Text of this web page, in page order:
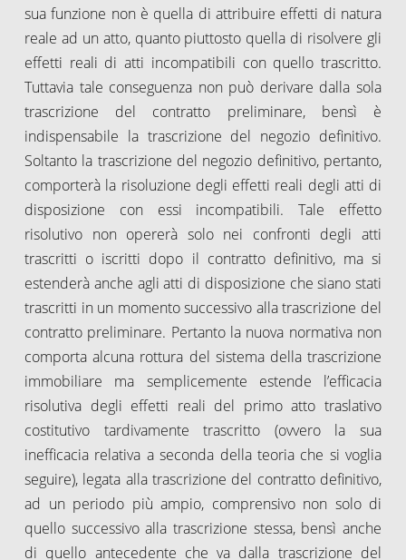
sua funzione non è quella di attribuire effetti di natura
reale ad un atto, quanto piuttosto quella di risolvere gli
effetti reali di atti incompatibili con quello trascritto.
Tuttavia tale conseguenza non può derivare dalla sola
trascrizione del contratto preliminare, bensì è
indispensabile la trascrizione del negozio definitivo.
Soltanto la trascrizione del negozio definitivo, pertanto,
comporterà la risoluzione degli effetti reali degli atti di
disposizione con essi incompatibili. Tale effetto
risolutivo non opererà solo nei confronti degli atti
trascritti o iscritti dopo il contratto definitivo, ma si
estenderà anche agli atti di disposizione che siano stati
trascritti in un momento successivo alla trascrizione del
contratto preliminare. Pertanto la nuova normativa non
comporta alcuna rottura del sistema della trascrizione
immobiliare ma semplicemente estende l’efficacia
risolutiva degli effetti reali del primo atto traslativo
costitutivo tardivamente trascritto (ovvero la sua
inefficacia relativa a seconda della teoria che si voglia
seguire), legata alla trascrizione del contratto definitivo,
ad un periodo più ampio, comprensivo non solo di
quello successivo alla trascrizione stessa, bensì anche
di quello antecedente che va dalla trascrizione del